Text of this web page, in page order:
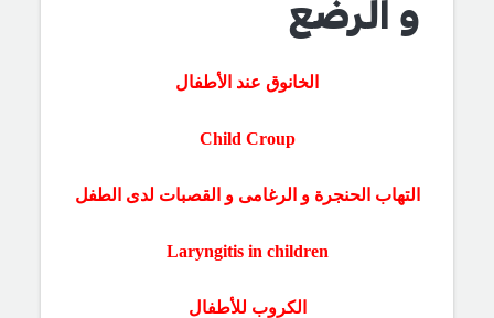
و الرضع
الخانوق عند الأطفال
Child Croup
التهاب الحنجرة و الرغامى و القصبات لدى الطفل
Laryngitis in children
الكروب للأطفال